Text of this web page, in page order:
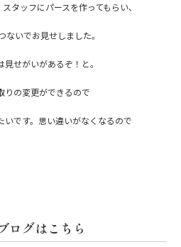
タッフにパースを作ってもらい、
いでお見せしました。
せがいがあるぞ！と。
りの変更ができるので
です。思い違いがなくなるので
ログはこちら